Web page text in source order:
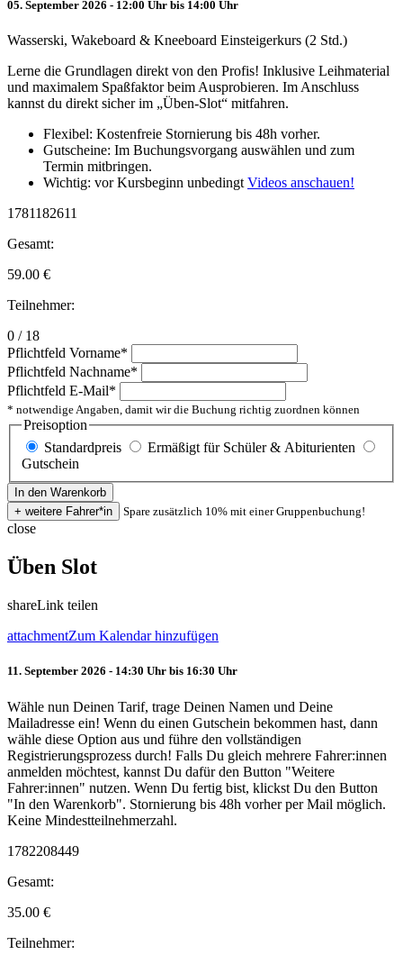
05. September 2026 - 12:00 Uhr bis 14:00 Uhr
Wasserski, Wakeboard & Kneeboard Einsteigerkurs (2 Std.)
Lerne die Grundlagen direkt von den Profis! Inklusive Leihmaterial
und maximalem Spaßfaktor beim Ausprobieren. Im Anschluss
kannst du direkt sicher im „Üben-Slot“ mitfahren.
Flexibel: Kostenfreie Stornierung bis 48h vorher.
Gutscheine: Im Buchungsvorgang auswählen und zum
Termin mitbringen.
Wichtig: vor Kursbeginn unbedingt Videos anschauen!
1781182611
Gesamt:
59.00 €
Teilnehmer:
0 / 18
Pflichtfeld Vorname*
Pflichtfeld Nachname*
Pflichtfeld E-Mail*
* notwendige Angaben, damit wir die Buchung richtig zuordnen können
Preisoption
Standardpreis
Ermäßigt für Schüler & Abiturienten
Gutschein
Spare zusätzlich 10% mit einer Gruppenbuchung!
close
Üben Slot
shareLink teilen
attachmentZum Kalendar hinzufügen
11. September 2026 - 14:30 Uhr bis 16:30 Uhr
Wähle nun Deinen Tarif, trage Deinen Namen und Deine
Mailadresse ein! Wenn du einen Gutschein bekommen hast, dann
wähle diese Option aus und führe den vollständigen
Registrierungsprozess durch! Falls Du gleich mehrere Fahrer:innen
anmelden möchtest, kannst Du dafür den Button "Weitere
Fahrer:innen" nutzen. Wenn Du fertig bist, klickst Du den Button
"In den Warenkorb". Stornierung bis 48h vorher per Mail möglich.
Keine Mindestteilnehmerzahl.
1782208449
Gesamt:
35.00 €
Teilnehmer: